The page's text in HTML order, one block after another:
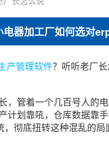
电器加工厂如何选对
产管理软件？听听老厂
，管着一个几百号人的
计划靠吼，仓库数据靠
，彻底扭转这种混乱的局